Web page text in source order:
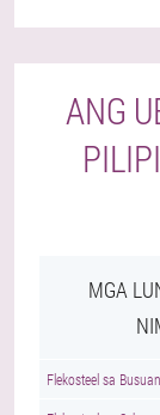
ANG
MGA
Flekosteel sa